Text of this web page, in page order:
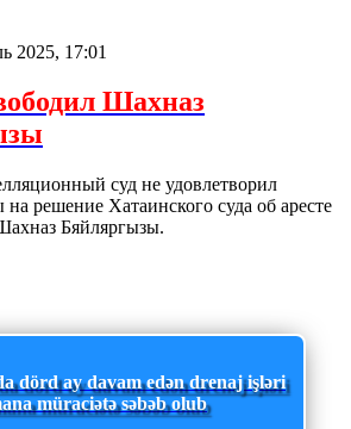
2025, 17:01
Шахназ
суд не удовлетворил
решение Хатаинского суда об аресте
Бяйляргызы.
dörd ay davam edən drenaj işləri
müraciətə səbəb olub